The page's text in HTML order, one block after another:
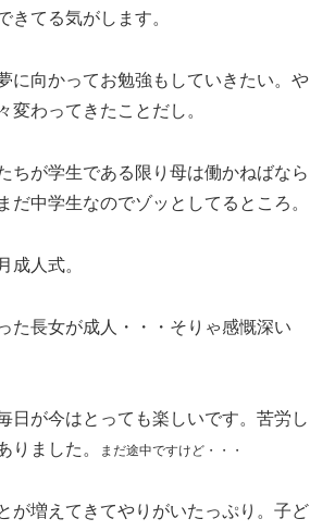
きてる気がします。
に向かってお勉強もしていきたい。や
変わってきたことだし。
ちが学生である限り母は働かねばなら
だ中学生なのでゾッとしてるところ。
成人式。
た長女が成人・・・そりゃ感慨深い
日が今はとっても楽しいです。苦労し
りました。
まだ途中ですけど・・・
が増えてきてやりがいたっぷり。子ど